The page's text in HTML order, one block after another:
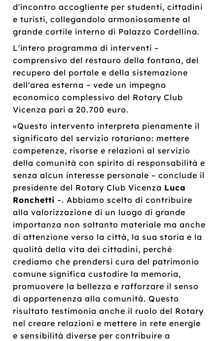
d'incontro accogliente per studenti, cittadini
e turisti, collegandolo armoniosamente al
grande cortile interno di Palazzo Cordellina.
L'intero programma di interventi –
comprensivo del restauro della fontana, del
recupero del portale e della sistemazione
dell'area esterna – vede un impegno
economico complessivo del Rotary Club
Vicenza pari a 20.700 euro.
«Questo intervento interpreta pienamente il
significato del servizio rotariano: mettere
competenze, risorse e relazioni al servizio
della comunità con spirito di responsabilità e
senza alcun interesse personale – conclude il
presidente del Rotary Club Vicenza Luca
Ronchetti –. Abbiamo scelto di contribuire
alla valorizzazione di un luogo di grande
importanza non soltanto materiale ma anche
di attenzione verso la città, la sua storia e la
qualità della vita dei cittadini, perché
crediamo che prendersi cura del patrimonio
comune significa custodire la memoria,
promuovere la bellezza e rafforzare il senso
di appartenenza alla comunità. Questo
risultato testimonia anche il ruolo del Rotary
nel creare relazioni e mettere in rete energie
e sensibilità diverse per contribuire a